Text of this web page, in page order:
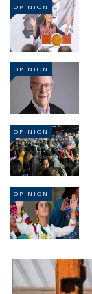
OPINION
OPINION
OPINION
OPINION